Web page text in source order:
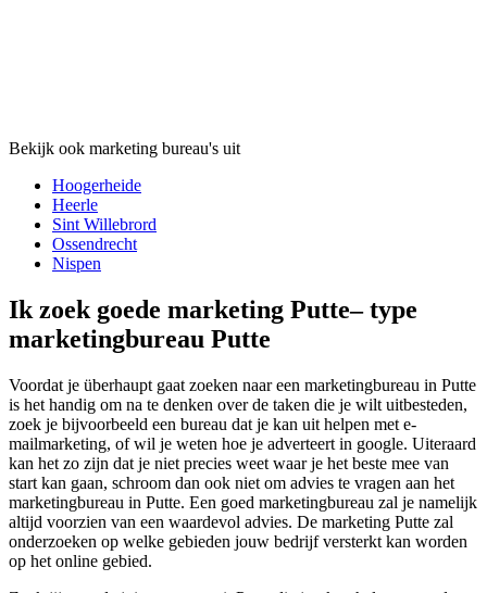
Bekijk ook marketing bureau's uit
Hoogerheide
Heerle
Sint Willebrord
Ossendrecht
Nispen
Ik zoek goede marketing Putte– type
marketingbureau Putte
Voordat je überhaupt gaat zoeken naar een marketingbureau in Putte
is het handig om na te denken over de taken die je wilt uitbesteden,
zoek je bijvoorbeeld een bureau dat je kan uit helpen met e-
mailmarketing, of wil je weten hoe je adverteert in google. Uiteraard
kan het zo zijn dat je niet precies weet waar je het beste mee van
start kan gaan, schroom dan ook niet om advies te vragen aan het
marketingbureau in Putte. Een goed marketingbureau zal je namelijk
altijd voorzien van een waardevol advies. De marketing Putte zal
onderzoeken op welke gebieden jouw bedrijf versterkt kan worden
op het online gebied.